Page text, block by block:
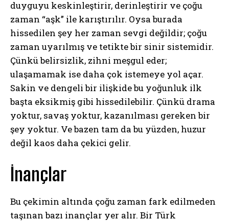
duyguyu keskinleştirir, derinleştirir ve çoğu
zaman “aşk” ile karıştırılır. Oysa burada
hissedilen şey her zaman sevgi değildir; çoğu
zaman uyarılmış ve tetikte bir sinir sistemidir.
Çünkü belirsizlik, zihni meşgul eder;
ulaşamamak ise daha çok istemeye yol açar.
Sakin ve dengeli bir ilişkide bu yoğunluk ilk
başta eksikmiş gibi hissedilebilir. Çünkü drama
yoktur, savaş yoktur, kazanılması gereken bir
şey yoktur. Ve bazen tam da bu yüzden, huzur
değil kaos daha çekici gelir.
İnançlar
Bu çekimin altında çoğu zaman fark edilmeden
taşınan bazı inançlar yer alır. Bir Türk